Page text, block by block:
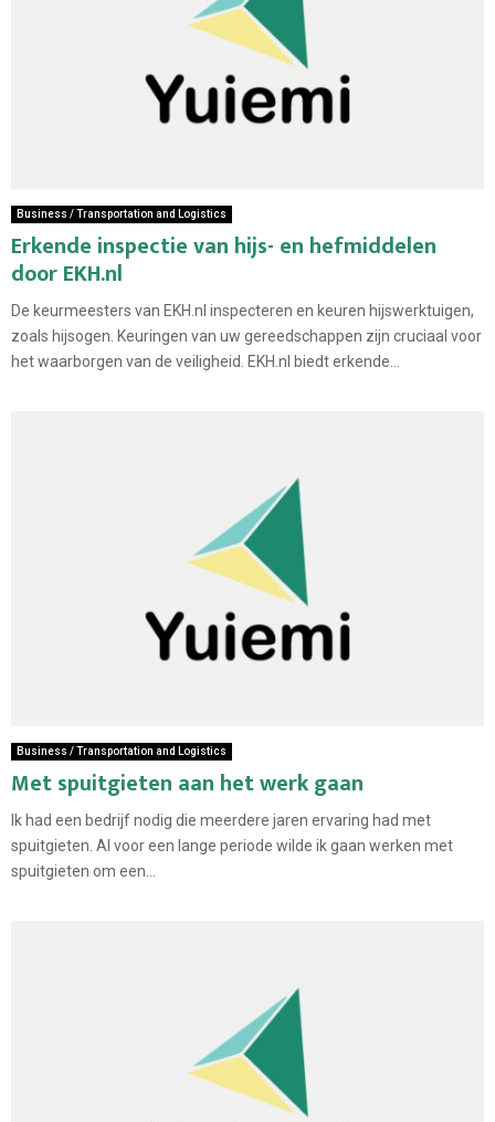
Business / Transportation and Logistics
Erkende inspectie van hijs- en hefmiddelen
door EKH.nl
De keurmeesters van EKH.nl inspecteren en keuren hijswerktuigen,
zoals hijsogen. Keuringen van uw gereedschappen zijn cruciaal voor
het waarborgen van de veiligheid. EKH.nl biedt erkende...
Business / Transportation and Logistics
Met spuitgieten aan het werk gaan
Ik had een bedrijf nodig die meerdere jaren ervaring had met
spuitgieten. Al voor een lange periode wilde ik gaan werken met
spuitgieten om een...